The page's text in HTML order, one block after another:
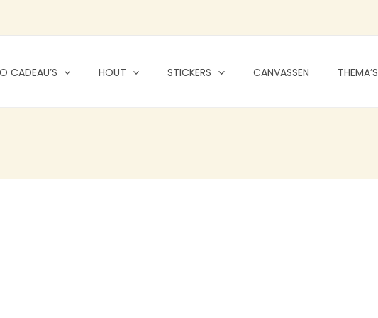
CADEAU’S HOUT STICKERS CANVASSEN THEMA’S